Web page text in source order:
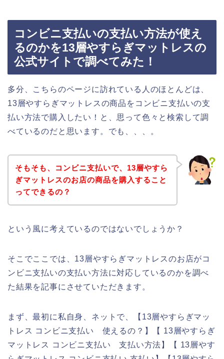
コンビニ支払いの支払い方法が使え
るのかを13層やすらぎマットレスの
公式サイトで調べてみた！
多分、こちらのページに訪れている人のほとんどは、
13層やすらぎマットレスの商品をコンビニ支払いの支
払い方法で購入したい！と、思って色々と検索して調
べているのだと思います。でも、、、。
そもそも、コンビニ支払いで、13層やすら
ぎマットレスのお店の商品を購入すること
ってできるの？
という風に考えているのではないでしょうか？
そこでここでは、13層やすらぎマットレスのお店がコ
ンビニ支払いの支払い方法に対応しているのかを調べ
た結果を記事にさせていただきます。
まず、最初に私自身、ネットで、【13層やすらぎマッ
トレス コンビニ支払い 使えるの？】【 13層やすらぎ
マットレス コンビニ支払い 支払い方法】【 13層やす